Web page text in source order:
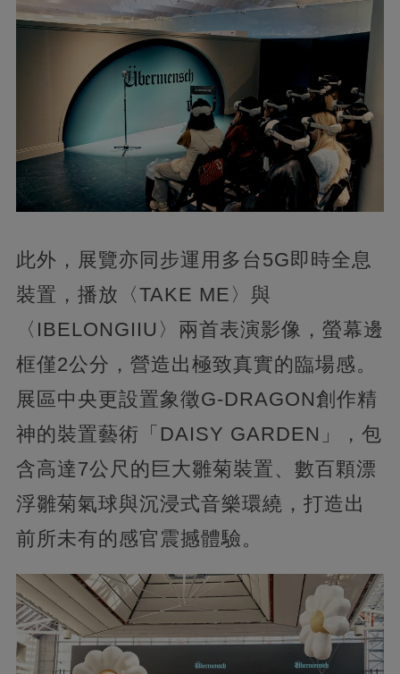
此外，展覽亦同步運用多台5G即時全息
裝置，播放〈TAKE ME〉與
〈IBELONGIIU〉兩首表演影像，螢幕邊
框僅2公分，營造出極致真實的臨場感。
展區中央更設置象徵G-DRAGON創作精
神的裝置藝術「DAISY GARDEN」，包
含高達7公尺的巨大雛菊裝置、數百顆漂
浮雛菊氣球與沉浸式音樂環繞，打造出
前所未有的感官震撼體驗。